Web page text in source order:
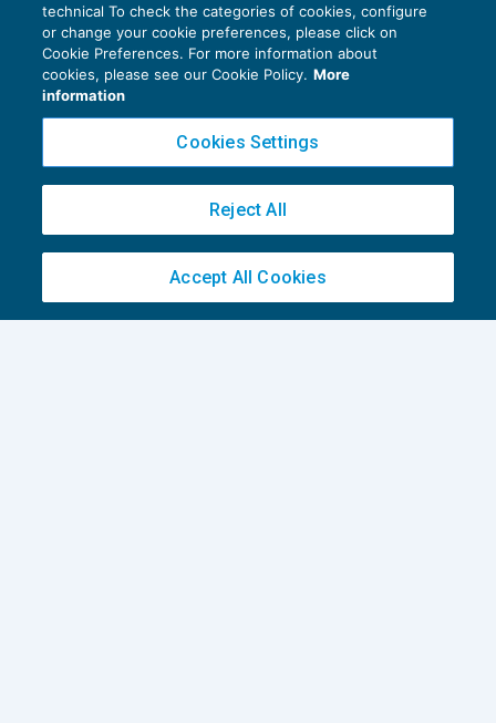
technical To check the categories of cookies, configure
or change your cookie preferences, please click on
Cookie Preferences. For more information about
cookies, please see our Cookie Policy. More
information
Cookies Settings
Reject All
Accept All Cookies